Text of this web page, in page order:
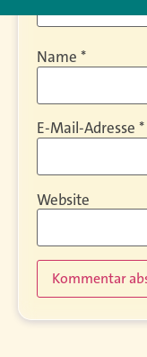
Name *
E-Mail-Adresse *
Website
Alternative: